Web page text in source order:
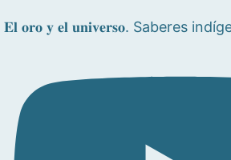
𝐄𝐥 𝐨𝐫𝐨 𝐲 𝐞𝐥 𝐮𝐧𝐢𝐯𝐞𝐫𝐬𝐨. Saberes